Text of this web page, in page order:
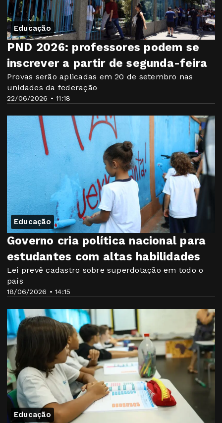
Educação
22/06/2026 • 11:18
PND 2026: professores podem se
inscrever a partir de segunda-feira
Provas serão aplicadas em 20 de setembro nas
unidades da federação
Educação
18/06/2026 • 14:15
Governo cria política nacional para
estudantes com altas habilidades
Lei prevê cadastro sobre superdotação em todo o
país
Educação